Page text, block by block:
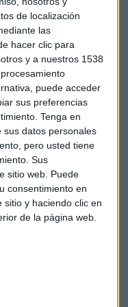
de localización
las
hacer clic para
y a nuestros 1538
puede acceder
sus preferencias
Tenga en
sus datos personales
pero usted tiene
Sus
sitio web. Puede
consentimiento en
y haciendo clic en
de la página web.
aquí:
Anticipar